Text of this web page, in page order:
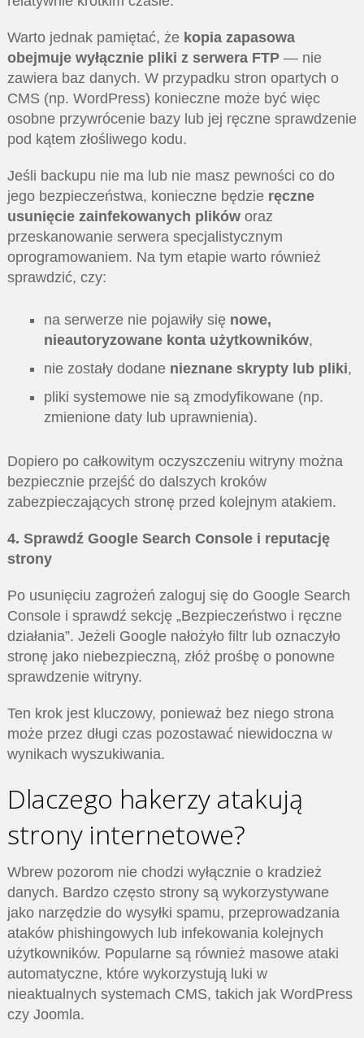
Warto jednak pamiętać, że kopia zapasowa
obejmuje wyłącznie pliki z serwera FTP— nie
zawiera baz danych. W przypadku stron opartych o
CMS (np. WordPress) konieczne może być więc
osobne przywrócenie bazy lub jej ręczne sprawdzenie
pod kątem złośliwego kodu.
Jeśli backupu nie ma lub nie masz pewności co do
jego bezpieczeństwa, konieczne będzie ręczne
usunięcie zainfekowanych plikóworaz
przeskanowanie serwera specjalistycznym
oprogramowaniem. Na tym etapie warto również
sprawdzić, czy:
na serwerze nie pojawiły się nowe,
nieautoryzowane konta użytkowników,
nie zostały dodane nieznane skrypty lub pliki,
pliki systemowe nie są zmodyfikowane (np.
zmienione daty lub uprawnienia).
Dopiero po całkowitym oczyszczeniu witryny można
bezpiecznie przejść do dalszych kroków
zabezpieczających stronę przed kolejnym atakiem.
4. Sprawdź Google Search Console i reputację
strony
Po usunięciu zagrożeń zaloguj się do Google Search
Console i sprawdź sekcję „Bezpieczeństwo i ręczne
działania”. Jeżeli Google nałożyło filtr lub oznaczyło
stronę jako niebezpieczną, złóż prośbę o ponowne
sprawdzenie witryny.
Ten krok jest kluczowy, ponieważ bez niego strona
może przez długi czas pozostawać niewidoczna w
wynikach wyszukiwania.
Dlaczego hakerzy atakują
strony internetowe?
Wbrew pozorom nie chodzi wyłącznie o kradzież
danych. Bardzo często strony są wykorzystywane
jako narzędzie do wysyłki spamu, przeprowadzania
ataków phishingowych lub infekowania kolejnych
użytkowników. Popularne są również masowe ataki
automatyczne, które wykorzystują luki w
nieaktualnych systemach CMS, takich jak WordPress
czy Joomla.